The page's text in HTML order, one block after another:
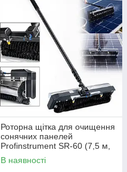
Роторна щітка для очищення
сонячних панелей
Profinstrument SR-60 (7,5 м,
60 см, 24 V)
В наявності